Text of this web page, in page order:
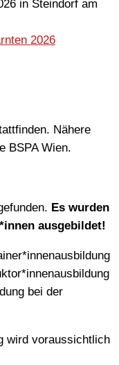
in Steindorf am
2026
Nähere
BSPA Wien.
Es wurden
ausgebildet!
bei der
wird voraussichtlich